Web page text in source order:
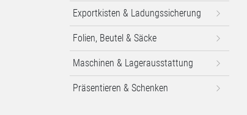
Exportkisten & Ladungssicherung
Folien, Beutel & Säcke
Maschinen & Lagerausstattung
Präsentieren & Schenken